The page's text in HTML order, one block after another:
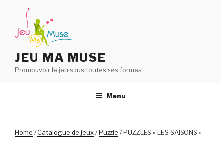
contenu
principal
JEU MA MUSE
Promouvoir le jeu sous toutes ses formes
Menu
Home /Catalogue de jeux/Puzzle / PUZZLES « LES SAISONS »